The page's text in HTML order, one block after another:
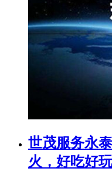
世茂服务永
火，好吃好